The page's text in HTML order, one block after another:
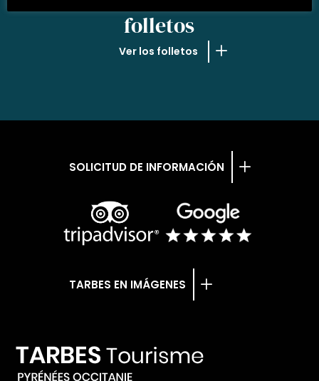
folletos
Ver los folletos
SOLICITUD DE INFORMACIÓN
TARBES EN IMÁGENES